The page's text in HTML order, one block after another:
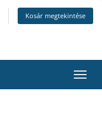
Kosár megtekintése
a